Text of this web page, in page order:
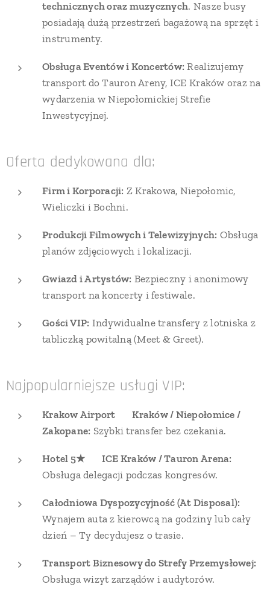
technicznych oraz muzycznych. Nasze busy
posiadają dużą przestrzeń bagażową na sprzęt i
instrumenty.
Obsługa Eventów i Koncertów: Realizujemy
transport do Tauron Areny, ICE Kraków oraz na
wydarzenia w Niepołomickiej Strefie
Inwestycyjnej.
Oferta dedykowana dla:
Firm i Korporacji: Z Krakowa, Niepołomic,
Wieliczki i Bochni.
Produkcji Filmowych i Telewizyjnych: Obsługa
planów zdjęciowych i lokalizacji.
Gwiazd i Artystów: Bezpieczny i anonimowy
transport na koncerty i festiwale.
Gości VIP: Indywidualne transfery z lotniska z
tabliczką powitalną (Meet & Greet).
Najpopularniejsze usługi VIP:
Krakow Airport ↔ Kraków / Niepołomice /
Zakopane: Szybki transfer bez czekania.
Hotel 5★ ↔ ICE Kraków / Tauron Arena:
Obsługa delegacji podczas kongresów.
Całodniowa Dyspozycyjność (At Disposal):
Wynajem auta z kierowcą na godziny lub cały
dzień – Ty decydujesz o trasie.
Transport Biznesowy do Strefy Przemysłowej:
Obsługa wizyt zarządów i audytorów.